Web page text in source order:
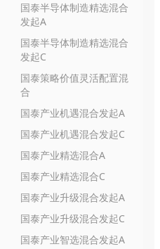
国泰半导体制造精选混合
发起A
国泰半导体制造精选混合
发起C
国泰策略价值灵活配置混
合
国泰产业机遇混合发起A
国泰产业机遇混合发起C
国泰产业精选混合A
国泰产业精选混合C
国泰产业升级混合发起A
国泰产业升级混合发起C
国泰产业智选混合发起A